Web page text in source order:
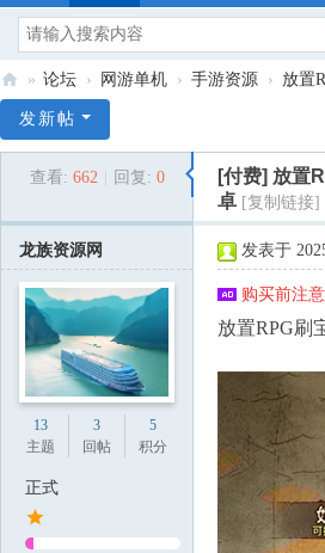
1
M
» 论坛 › 网游单机 › 手游资源 › 放置
发新帖
查看: 662 回复: 0 [付费] 放置
卓 [复制链接]
龙族资源网
13
主题
3
回帖
5
积分
正式
发表于
购买前注
放置RPG刷